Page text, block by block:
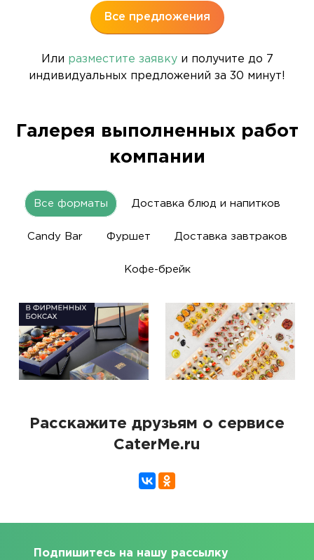
Все предложения
Или разместите заявкуи получите до 7
индивидуальных предложений за 30 минут!
Галерея выполненных работ
компании
Все форматы Доставка блюд и напитков
Candy Bar Фуршет Доставка завтраков
Кофе-брейк
Расскажите друзьям о сервисе
CaterMe.ru
Подпишитесь на нашу рассылку